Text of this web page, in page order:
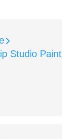
Studio Paint